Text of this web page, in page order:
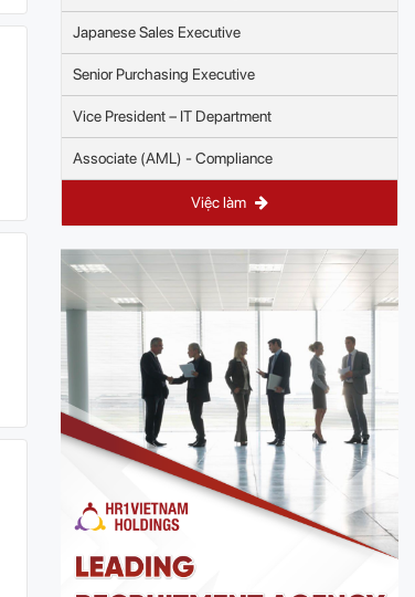
Japanese Sales Executive
Senior Purchasing Executive
Vice President – IT Department
Associate (AML) - Compliance
Việc làm